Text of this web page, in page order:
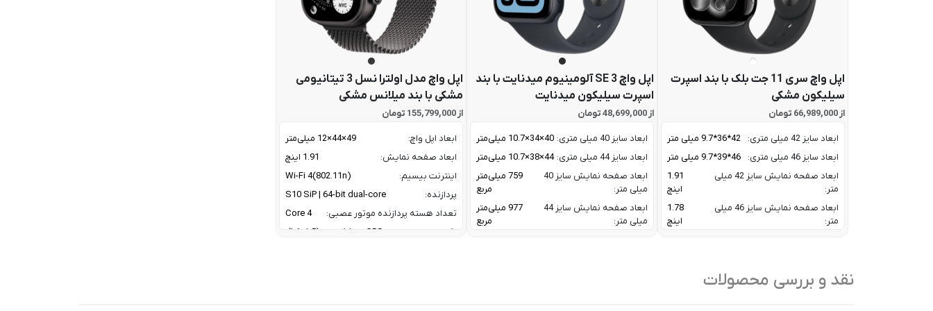
اپل واچ سری 11 جت بلک با بند اسپرت
سیلیکون مشکی
از 66,989,000 تومان
ابعاد سایز 42 میلی متری:
42*36*9.7 میلی متر
ابعاد سایز 46 میلی متری:
46*39*9.7 میلی متر
ابعاد صفحه نمایش سایز 42 میلی
متر:
1.91
اینچ
ابعاد صفحه نمایش سایز 46 میلی
متر:
1.78
اینچ
تراکم پیکسلی صفحه
نمایش:
326 پیکسل در
اپل واچ SE 3 آلومینیوم میدنایت با بند
اسپرت سیلیکون میدنایت
از 48,699,000 تومان
ابعاد سایز 40 میلی متری:
40×34×10.7 میلی‌متر
ابعاد سایز 44 میلی متری:
44×38×10.7 میلی‌متر
ابعاد صفحه نمایش سایز 40
میلی متر:
759 میلی‌متر
مربع
ابعاد صفحه نمایش سایز 44
میلی متر:
977 میلی‌متر
مربع
اپل واچ مدل اولترا نسل 3 تیتانیومی
مشکی با بند میلانس مشکی
از 155,799,000 تومان
ابعاد اپل واچ:
49×44×12 میلی‌متر
ابعاد صفحه نمایش:
1.91 اینچ
اینترنت بیسیم:
Wi-Fi 4(802.11n)
پردازنده:
S10 SiP | 64-bit dual-core
تعداد هسته پردازنده موتور عصبی:
4 Core
تکنولوژی
GPS دو فرکانسه (L1+L5)،
نقد و بررسی محصولات